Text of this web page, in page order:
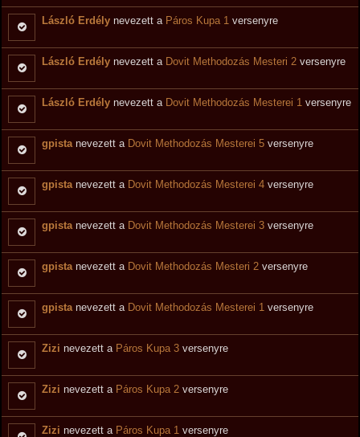
László Erdély nevezett a Páros Kupa 1 versenyre
László Erdély nevezett a Dovit Methodozás Mesteri 2 versenyre
László Erdély nevezett a Dovit Methodozás Mesterei 1 versenyre
gpistanevezett a Dovit Methodozás Mesterei 5 versenyre
gpistanevezett a Dovit Methodozás Mesterei 4 versenyre
gpistanevezett a Dovit Methodozás Mesterei 3 versenyre
gpistanevezett a Dovit Methodozás Mesteri 2 versenyre
gpistanevezett a Dovit Methodozás Mesterei 1 versenyre
Zizi nevezett a Páros Kupa 3 versenyre
Zizi nevezett a Páros Kupa 2 versenyre
Zizi nevezett a Páros Kupa 1 versenyre